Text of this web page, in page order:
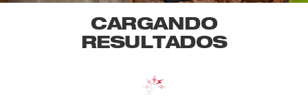
CARGANDO
RESULTADOS